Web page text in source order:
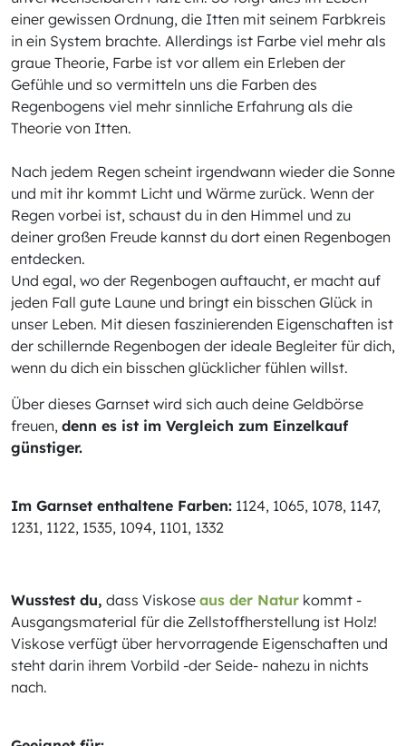
einer gewissen Ordnung, die Itten mit seinem Farbkreis
in ein System brachte. Allerdings ist Farbe viel mehr als
graue Theorie, Farbe ist vor allem ein Erleben der
Gefühle und so vermitteln uns die Farben des
Regenbogens viel mehr sinnliche Erfahrung als die
Theorie von Itten.
Nach jedem Regen scheint irgendwann wieder die Sonne
und mit ihr kommt Licht und Wärme zurück. Wenn der
Regen vorbei ist, schaust du in den Himmel und zu
deiner großen Freude kannst du dort einen Regenbogen
entdecken.
Und egal, wo der Regenbogen auftaucht, er macht auf
jeden Fall gute Laune und bringt ein bisschen Glück in
unser Leben. Mit diesen faszinierenden Eigenschaften ist
der schillernde Regenbogen der ideale Begleiter für dich,
wenn du dich ein bisschen glücklicher fühlen willst.
Über dieses Garnset wird sich auch deine Geldbörse
freuen, denn es ist im Vergleich zum Einzelkauf
günstiger.
Im Garnset enthaltene Farben: 1124, 1065, 1078, 1147,
1231, 1122, 1535, 1094, 1101, 1332
Wusstest du, dass Viskose aus der Natur kommt -
Ausgangsmaterial für die Zellstoffherstellung ist Holz!
Viskose verfügt über hervorragende Eigenschaften und
steht darin ihrem Vorbild -der Seide- nahezu in nichts
nach.